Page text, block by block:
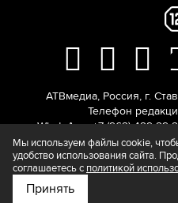
Подпишитесь на нас
АТВмедиа, Россия, г.
Телефон
WhatsApp: +7 (962) 429-29-
© 2017-2026.
Мы используем файлы cookie,
удобство использования сайта.
соглашаетесь с политикой
Принять